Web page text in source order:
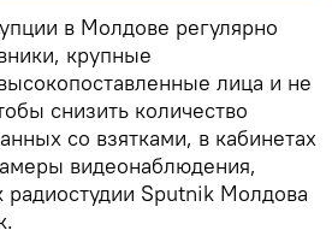
в Молдове регулярно
крупные
лица и не
снизить количество
со взятками, в кабинетах
видеонаблюдения,
радиостудии Sputnik Молдова